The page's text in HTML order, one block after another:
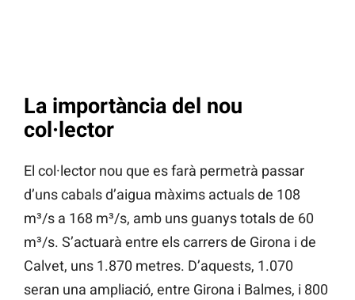
La importància del nou
col·lector
El col·lector nou que es farà permetrà passar
d’uns cabals d’aigua màxims actuals de 108
m³/s a 168 m³/s, amb uns guanys totals de 60
m³/s. S’actuarà entre els carrers de Girona i de
Calvet, uns 1.870 metres. D’aquests, 1.070
seran una ampliació, entre Girona i Balmes, i 800